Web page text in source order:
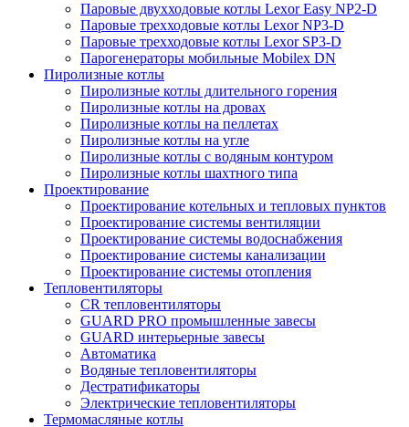
Паровые двухходовые котлы Lexor Easy NP2-D
Паровые трехходовые котлы Lexor NP3-D
Паровые трехходовые котлы Lexor SP3-D
Парогенераторы мобильные Mobilex DN
Пиролизные котлы
Пиролизные котлы длительного горения
Пиролизные котлы на дровах
Пиролизные котлы на пеллетах
Пиролизные котлы на угле
Пиролизные котлы с водяным контуром
Пиролизные котлы шахтного типа
Проектирование
Проектирование котельных и тепловых пунктов
Проектирование системы вентиляции
Проектирование системы водоснабжения
Проектирование системы канализации
Проектирование системы отопления
Тепловентиляторы
CR тепловентиляторы
GUARD PRO промышленные завесы
GUARD интерьерные завесы
Автоматика
Водяные тепловентиляторы
Дестратификаторы
Электрические тепловентиляторы
Термомасляные котлы